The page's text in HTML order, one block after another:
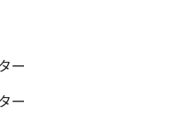
ー
ー